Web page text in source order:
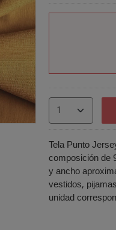
Tela Punto
composición de
y ancho
vestidos,
unidad